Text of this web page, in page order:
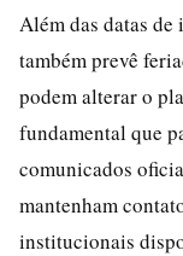
Além das datas
também prevê
podem alterar o
fundamental que
comunicados
mantenham
institucionais